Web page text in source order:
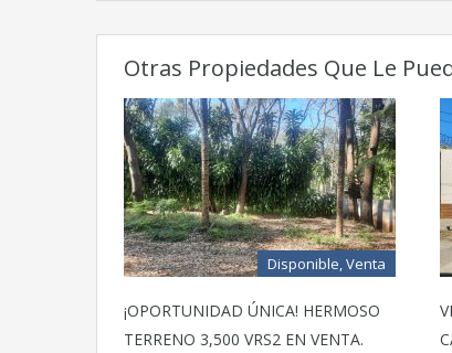
Otras Propiedades Que Le
Disponible, Venta
¡OPORTUNIDAD ÚNICA! HERMOSO
TERRENO 3,500 VRS2 EN VENTA.